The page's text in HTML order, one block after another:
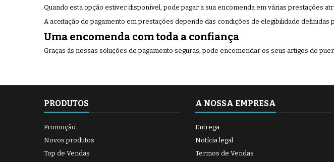
Quando esta opção estiver disponível, pode pagar a sua encomenda em várias prestações
A aceitação do pagamento em prestações depende das condições de elegibilidade
Uma encomenda com toda a confiança
Graças às nossas soluções de pagamento seguras, pode encomendar os seus artigos de
PRODUTOS
Promoção
Novos produtos
Top de Vendas
A NOSSA EMPRESA
Entrega
Notícia legal
Termos de Vendas